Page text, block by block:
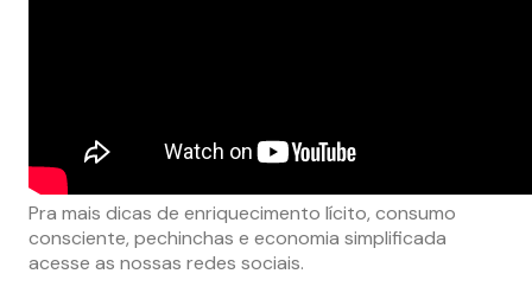
Pra mais dicas de enriquecimento lícito, consumo
consciente, pechinchas e economia simplificada
acesse as nossas redes sociais.